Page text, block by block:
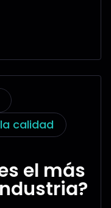
calidad
el más